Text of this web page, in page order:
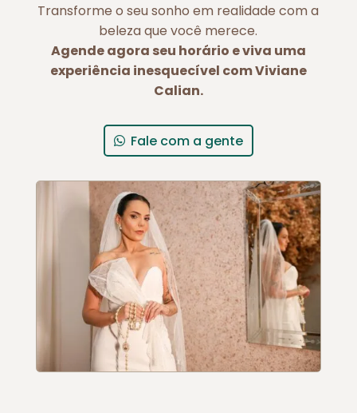
Transforme o seu sonho em realidade com a
beleza que você merece.
Agende agora seu horário e viva uma
experiência inesquecível com Viviane
Calian.
Fale com a gente